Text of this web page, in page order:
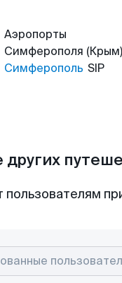
Аэропорты
Симферополя (Крым)
Симферополь SIP